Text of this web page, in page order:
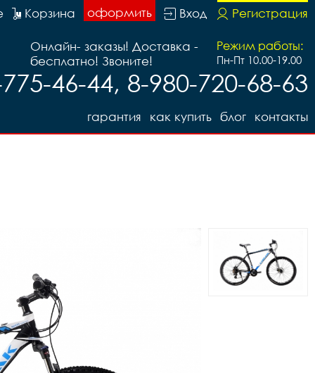
Регистрация
Вход
оформить
Корзина
Режим работы:
Пн-Пт 10.00-19.00
Онлайн- заказы! Доставка -
бесплатно! Звоните!
46-44, 8-980-720-68-63
контакты
блог
как купить
гарантия